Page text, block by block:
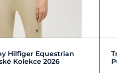
38 S/36 XL/42 + 2
Hilfiger Equestrian
Kolekce 2026